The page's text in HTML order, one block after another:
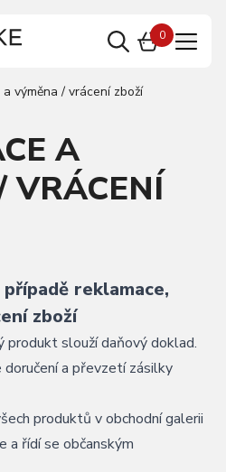
0
výměna / vrácení zboží
A
VRÁCENÍ
reklamace,
zboží
produkt slouží daňový doklad.
a převzetí zásilky
produktů v obchodní galerii
řídí se občanským